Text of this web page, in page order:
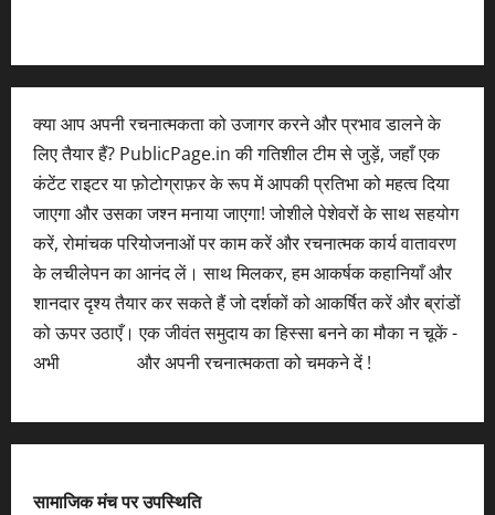
क्या आप अपनी रचनात्मकता को उजागर करने और प्रभाव डालने के
लिए तैयार हैं? PublicPage.in की गतिशील टीम से जुड़ें, जहाँ एक
कंटेंट राइटर या फ़ोटोग्राफ़र के रूप में आपकी प्रतिभा को महत्व दिया
जाएगा और उसका जश्न मनाया जाएगा! जोशीले पेशेवरों के साथ सहयोग
करें, रोमांचक परियोजनाओं पर काम करें और रचनात्मक कार्य वातावरण
के लचीलेपन का आनंद लें। साथ मिलकर, हम आकर्षक कहानियाँ और
शानदार दृश्य तैयार कर सकते हैं जो दर्शकों को आकर्षित करें और ब्रांडों
को ऊपर उठाएँ। एक जीवंत समुदाय का हिस्सा बनने का मौका न चूकें -
अभी
और अपनी रचनात्मकता को चमकने दें !
सामाजिक मंच पर उपस्थिति